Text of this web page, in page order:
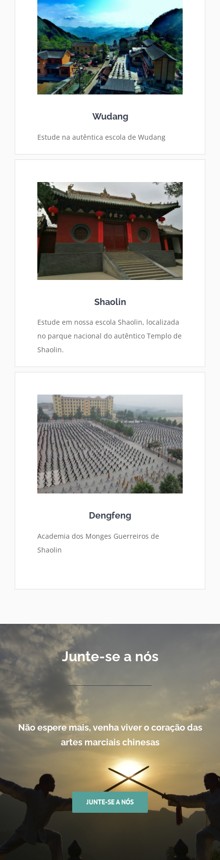
Wudang
Estude na autêntica escola de Wudang
Shaolin
Estude em nossa escola Shaolin, localizada
no parque nacional do autêntico Templo de
Shaolin.
Dengfeng
Academia dos Monges Guerreiros de
Shaolin
Junte-se a nós
Não espere mais, venha viver o coração das
artes marciais chinesas
JUNTE-SE A NÓS